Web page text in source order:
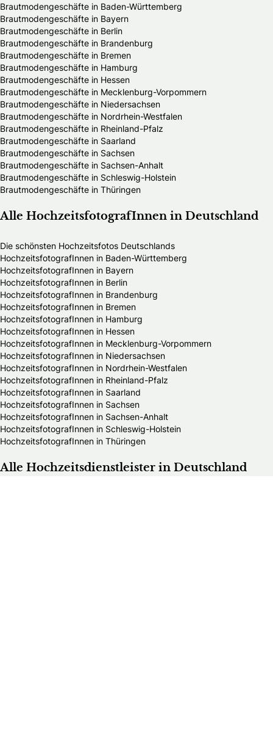
Brautmodengeschäfte in Baden-Württemberg
Brautmodengeschäfte in Bayern
Brautmodengeschäfte in Berlin
Brautmodengeschäfte in Brandenburg
Brautmodengeschäfte in Bremen
Brautmodengeschäfte in Hamburg
Brautmodengeschäfte in Hessen
Brautmodengeschäfte in Mecklenburg-Vorpommern
Brautmodengeschäfte in Niedersachsen
Brautmodengeschäfte in Nordrhein-Westfalen
Brautmodengeschäfte in Rheinland-Pfalz
Brautmodengeschäfte in Saarland
Brautmodengeschäfte in Sachsen
Brautmodengeschäfte in Sachsen-Anhalt
Brautmodengeschäfte in Schleswig-Holstein
Brautmodengeschäfte in Thüringen
Alle HochzeitsfotografInnen in Deutschland
Die schönsten Hochzeitsfotos Deutschlands
HochzeitsfotografInnen in Baden-Württemberg
HochzeitsfotografInnen in Bayern
HochzeitsfotografInnen in Berlin
HochzeitsfotografInnen in Brandenburg
HochzeitsfotografInnen in Bremen
HochzeitsfotografInnen in Hamburg
HochzeitsfotografInnen in Hessen
HochzeitsfotografInnen in Mecklenburg-Vorpommern
HochzeitsfotografInnen in Niedersachsen
HochzeitsfotografInnen in Nordrhein-Westfalen
HochzeitsfotografInnen in Rheinland-Pfalz
HochzeitsfotografInnen in Saarland
HochzeitsfotografInnen in Sachsen
HochzeitsfotografInnen in Sachsen-Anhalt
HochzeitsfotografInnen in Schleswig-Holstein
HochzeitsfotografInnen in Thüringen
Alle Hochzeitsdienstleister in Deutschland